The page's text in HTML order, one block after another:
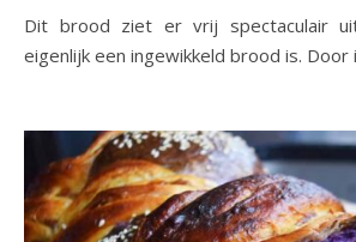
Dit brood ziet er vrij spectaculair uit, zonder dat het
eigenlijk een ingewikkeld brood is. Door